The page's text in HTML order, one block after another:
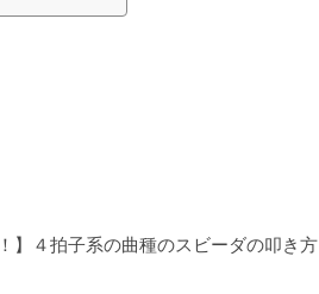
】４拍子系の曲種のスビーダの叩き方